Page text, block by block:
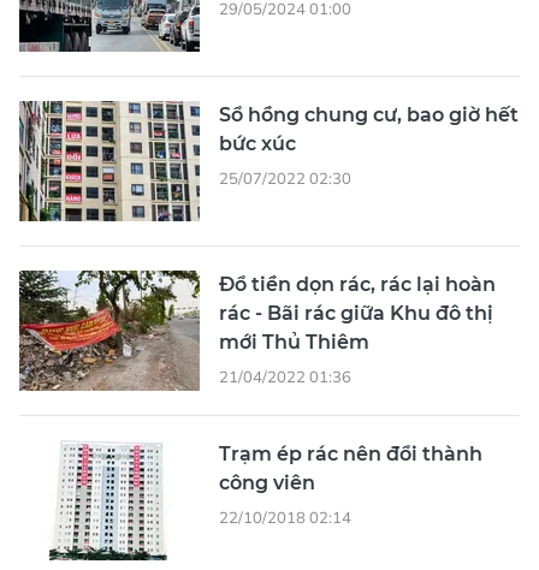
29/05/2024 01:00
Sổ hồng chung cư, bao giờ hết
bức xúc
25/07/2022 02:30
Đổ tiền dọn rác, rác lại hoàn
rác - Bãi rác giữa Khu đô thị
mới Thủ Thiêm
21/04/2022 01:36
Trạm ép rác nên đổi thành
công viên
22/10/2018 02:14